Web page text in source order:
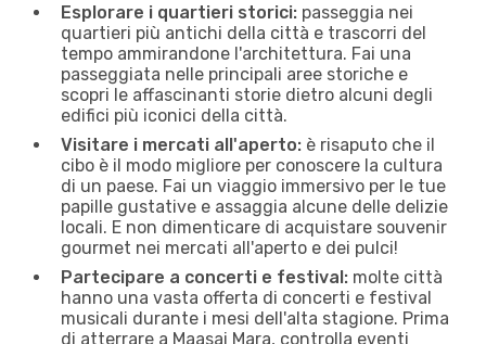
Esplorare i quartieri storici: passeggia nei
quartieri più antichi della città e trascorri del
tempo ammirandone l'architettura. Fai una
passeggiata nelle principali aree storiche e
scopri le affascinanti storie dietro alcuni degli
edifici più iconici della città.
Visitare i mercati all'aperto: è risaputo che il
cibo è il modo migliore per conoscere la cultura
di un paese. Fai un viaggio immersivo per le tue
papille gustative e assaggia alcune delle delizie
locali. E non dimenticare di acquistare souvenir
gourmet nei mercati all'aperto e dei pulci!
Partecipare a concerti e festival: molte città
hanno una vasta offerta di concerti e festival
musicali durante i mesi dell'alta stagione. Prima
di atterrare a Maasai Mara, controlla eventi